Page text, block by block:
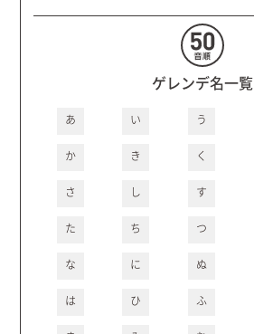
ゲレンデ名一覧
あ い う
か き く
さ し す
た ち つ
な に ぬ
は ひ ふ